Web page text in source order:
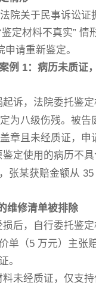
院关于民事诉讼证
定材料不真实” 情
请重新鉴定。
例 1：病历未质证
起诉，法院委托鉴
为八级伤残。被告
章且未经质证，申
鉴定使用的病历不
张某获赔金额从
维修清单被排除
损后，自行委托鉴
单（5 万元）主张
。
料未经质证，仅支